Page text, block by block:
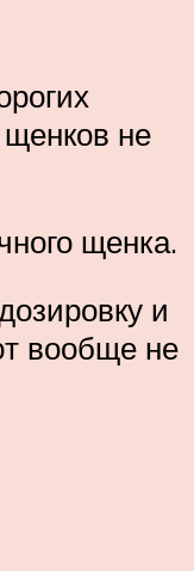
не
щенка.
и
вообще не